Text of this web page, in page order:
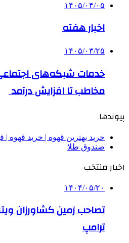
۱۴۰۵/۰۴/۰۵
اخبار هفته
۱۴۰۵/۰۳/۲۵
مخاطب تا افزایش درآمد
پیوندها
خرید بهترین قهوه | خرید قهوه |
صندوق طلا
اخبار منتخب
۱۴۰۴/۰۵/۲۰
تصاحب زمین کشاورزان
ترامپ